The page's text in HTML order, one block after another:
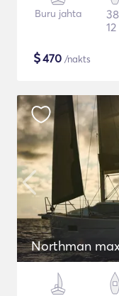
Buru jahta
$470 /nakts
Northman